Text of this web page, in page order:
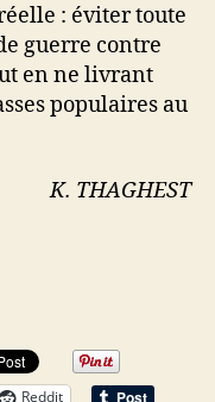
: éviter toute
guerre contre
en ne livrant
populaires au
K. THAGHEST
Reddit